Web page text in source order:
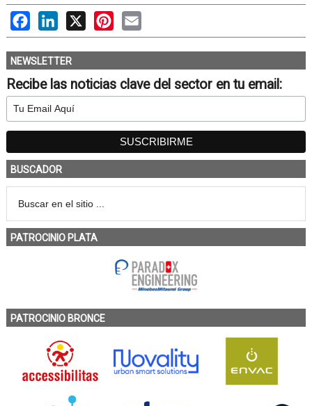
FacebookLinkedIn
X PinterestEmail
NEWSLETTER
Recibe las noticias clave del sector en tu email:
BUSCADOR
PATROCINIO PLATA
PATROCINIO BRONCE